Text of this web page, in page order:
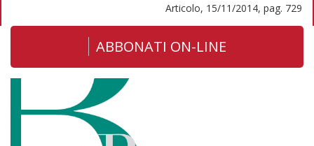
Articolo, 15/11/2014, pag. 729
ABBONATI ON-LINE